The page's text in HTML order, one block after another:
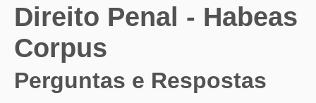
Direito Penal - Habeas
Corpus
Perguntas e Respostas